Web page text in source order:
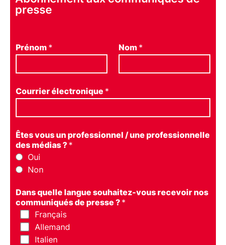
presse
Prénom * Nom *
Courrier électronique *
Êtes vous un professionnel / une professionnelle
des médias ? *
Oui
Non
Dans quelle langue souhaitez-vous recevoir nos
communiqués de presse ? *
Français
Allemand
Italien